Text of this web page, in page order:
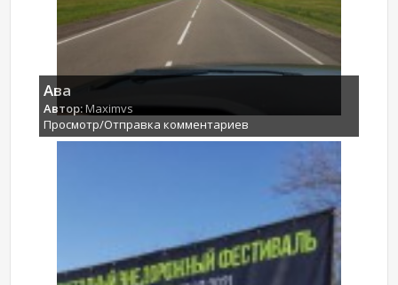
Ава
Автор: Maximvs
Просмотр/Отправка комментариев